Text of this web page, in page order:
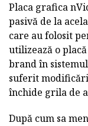
Placa grafica
pasivă de la
care au folosit
utilizează o
brand în
suferit
închide grila de
După cum sa